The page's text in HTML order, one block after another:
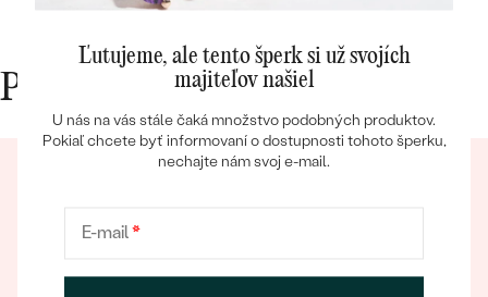
Bestsellery
OBJAVIŤ
Prečo nakupovať v Eppi
Ľutujeme, ale tento šperk si už svojích
majiteľov našiel
U nás na vás stále čaká množstvo podobných produktov.
Pokiaľ chcete byť informovaní o dostupnosti tohoto šperku,
nechajte nám svoj e-mail.
E-mail*